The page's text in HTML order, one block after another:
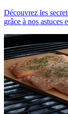
Découvrez les
grâce à nos astuces